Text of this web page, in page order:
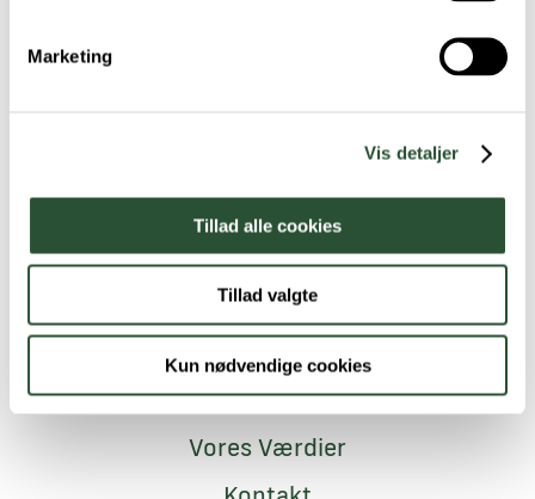
Marketing
Vis detaljer
Tillad alle cookies
Tillad valgte
Kun nødvendige cookies
Navigation
Medarbejdere
Job i FAVNA
Vores Værdier